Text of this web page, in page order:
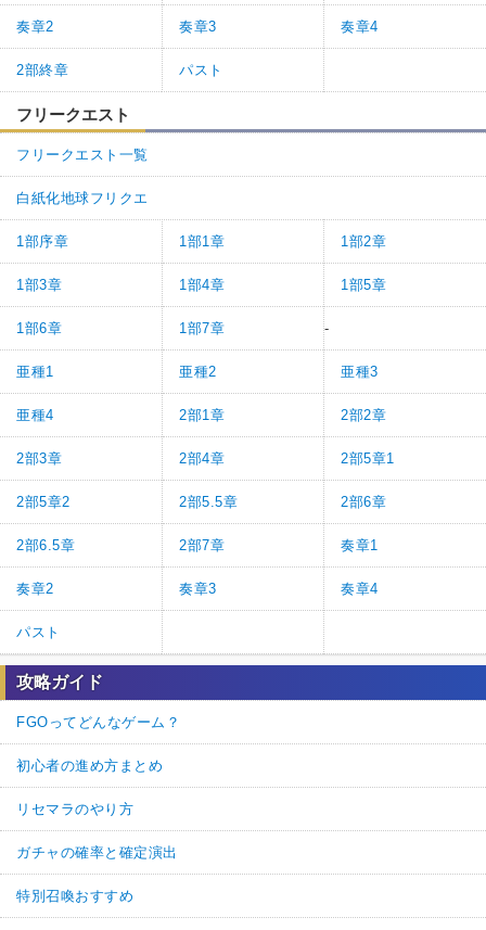
奏章2 奏章3 奏章4
2部終章 パスト
フリークエスト
フリークエスト一覧
白紙化地球フリクエ
1部序章 1部1章 1部2章
1部3章 1部4章 1部5章
1部6章 1部7章 -
亜種1 亜種2 亜種3
亜種4 2部1章 2部2章
2部3章 2部4章 2部5章1
2部5章2 2部5.5章 2部6章
2部6.5章 2部7章 奏章1
奏章2 奏章3 奏章4
パスト
攻略ガイド
FGOってどんなゲーム？
初心者の進め方まとめ
リセマラのやり方
ガチャの確率と確定演出
特別召喚おすすめ